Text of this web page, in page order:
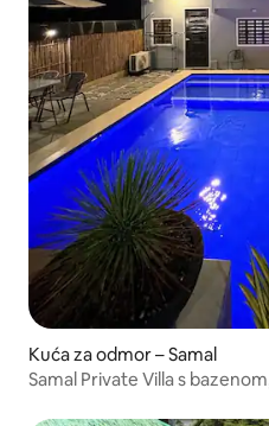
Kuća za odmor – Samal
Samal Private Villa s